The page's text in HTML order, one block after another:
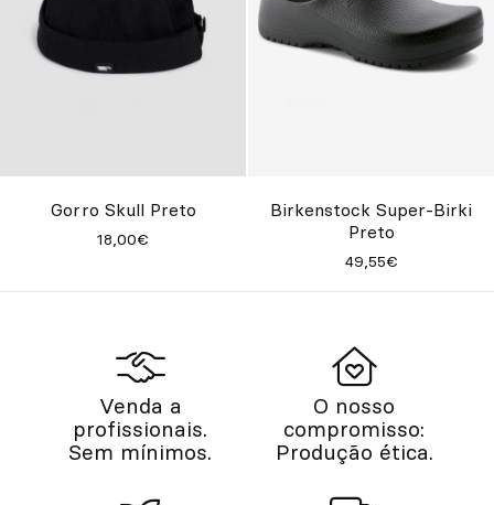
Gorro Skull Preto
18,00€
Birkenstock Super-Birki
Preto
49,55€
Venda a
profissionais.
Sem mínimos.
O nosso
compromisso:
Produção ética.